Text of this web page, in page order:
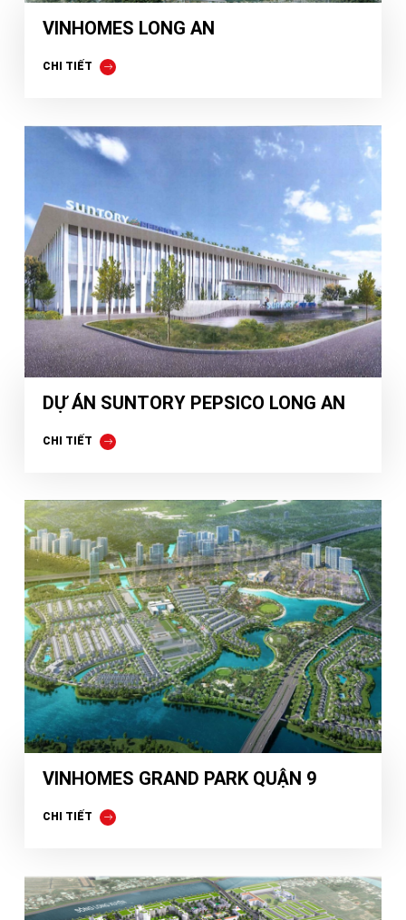
VINHOMES LONG AN
CHI TIẾT
DỰ ÁN SUNTORY PEPSICO LONG AN
CHI TIẾT
VINHOMES GRAND PARK QUẬN 9
CHI TIẾT